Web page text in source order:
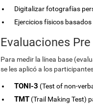
Digitalizar fotografías
Ejercicios físicos basados
Evaluaciones
Para medir la línea base
se les aplicó a los
TONI-3 (Test of non-
TMT (Trail Making Test)